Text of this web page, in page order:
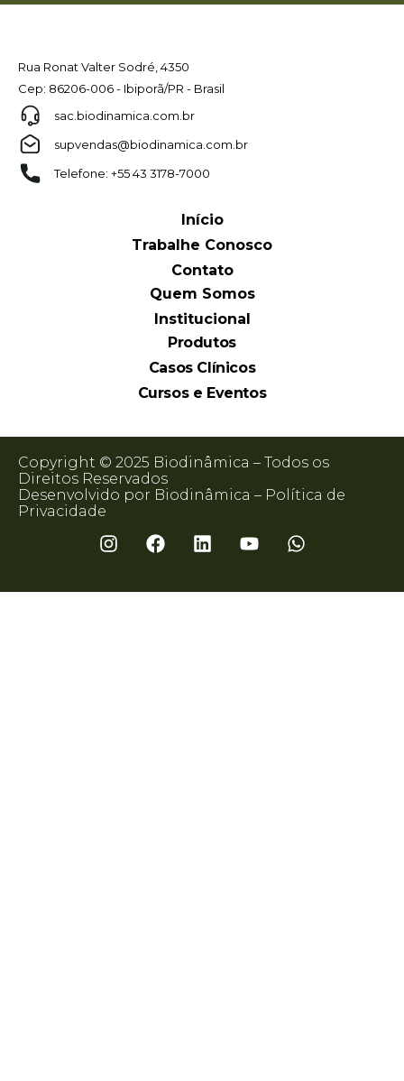
Rua Ronat Valter Sodré, 4350
Cep: 86206-006 - Ibiporã/PR - Brasil
sac.biodinamica.com.br
supvendas@biodinamica.com.br
Telefone: +55 43 3178-7000
Início
Trabalhe Conosco
Contato
Quem Somos
Institucional
Produtos
Casos Clínicos
Cursos e Eventos
Copyright © 2025 Biodinâmica – Todos os
Direitos Reservados
Desenvolvido por Biodinâmica – Política de
Privacidade